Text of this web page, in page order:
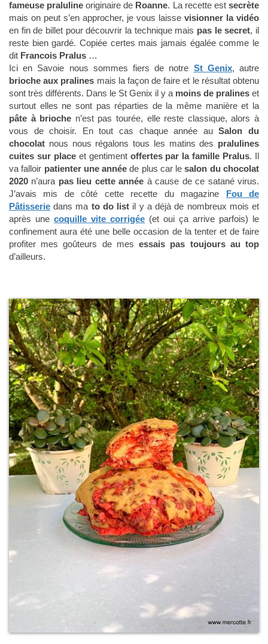
fameuse praluline originaire de Roanne. La recette est secrète
mais on peut s’en approcher, je vous laisse visionner la vidéo
en fin de billet pour découvrir la technique mais pas le secret, il
reste bien gardé. Copiée certes mais jamais égalée comme le
dit Francois Pralus …
Ici en Savoie nous sommes fiers de notre St Genix, autre
brioche aux pralines mais la façon de faire et le résultat obtenu
sont très différents. Dans le St Genix il y a moins de pralines et
surtout elles ne sont pas réparties de la même manière et la
pâte à brioche n’est pas tourée, elle reste classique, alors à
vous de choisir. En tout cas chaque année auSalon du
chocolat nous nous régalons tous les matins des pralulines
cuites sur placeet gentiment offertes par la famille Pralus. Il
va falloir patienter une année de plus car lesalon du chocolat
2020 n’aura pas lieu cette année à cause de ce satané virus.
J’avais mis de côté cette recette du magazine Fou de
Pâtisserie dans ma to do list il y a déjà de nombreux mois et
après une coquille vite corrigée (et oui ça arrive parfois) le
confinement aura été une belle occasion de la tenter et de faire
profiter mes goûteurs de mesessais pas toujours au top
d’ailleurs.